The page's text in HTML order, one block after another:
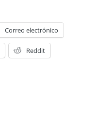
Correo electrónico
Reddit